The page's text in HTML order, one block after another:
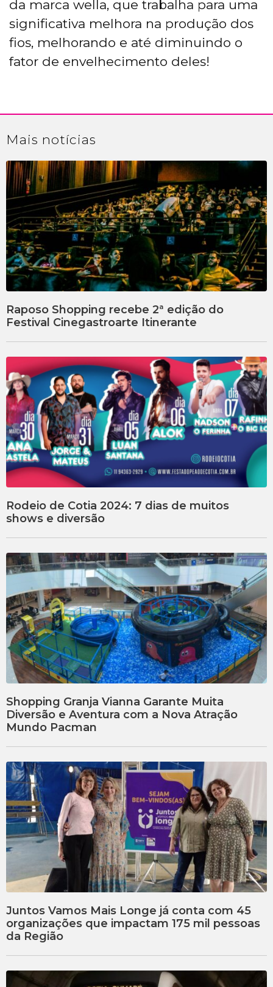
da marca wella, que trabalha para uma
significativa melhora na produção dos
fios, melhorando e até diminuindo o
fator de envelhecimento deles!
Mais notícias
Raposo Shopping recebe 2ª edição do
Festival Cinegastroarte Itinerante
Rodeio de Cotia 2024: 7 dias de muitos
shows e diversão
Shopping Granja Vianna Garante Muita
Diversão e Aventura com a Nova Atração
Mundo Pacman
Juntos Vamos Mais Longe já conta com 45
organizações que impactam 175 mil pessoas
da Região